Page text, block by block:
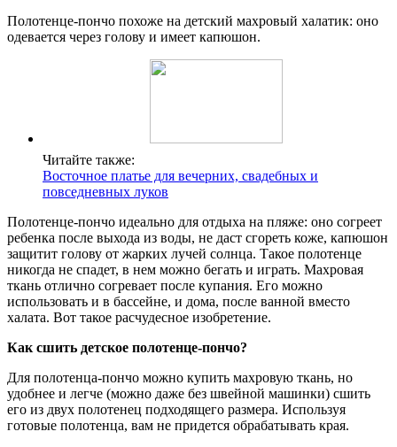
Полотенце-пончо похоже на детский махровый халатик: оно
одевается через голову и имеет капюшон.
Читайте также:
Восточное платье для вечерних, свадебных и
повседневных луков
Полотенце-пончо идеально для отдыха на пляже: оно согреет
ребенка после выхода из воды, не даст сгореть коже, капюшон
защитит голову от жарких лучей солнца. Такое полотенце
никогда не спадет, в нем можно бегать и играть. Махровая
ткань отлично согревает после купания. Его можно
использовать и в бассейне, и дома, после ванной вместо
халата. Вот такое расчудесное изобретение.
Как сшить детское полотенце-пончо?
Для полотенца-пончо можно купить махровую ткань, но
удобнее и легче (можно даже без швейной машинки) сшить
его из двух полотенец подходящего размера. Используя
готовые полотенца, вам не придется обрабатывать края.